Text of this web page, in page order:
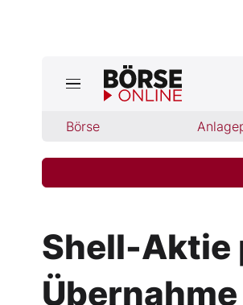
Börse
Börse
Abo & Shop
BO-Musterdepots
Shell-Aktie